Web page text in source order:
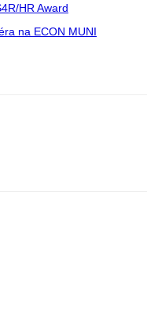
HR Award
na ECON MUNI